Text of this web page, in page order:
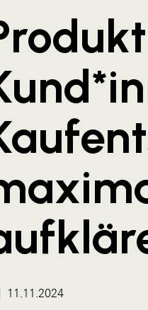
11.11.2024